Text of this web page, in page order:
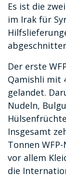
Es ist die
im Irak für
Der erste
Qamishli mit
gelandet.
Nudeln,
Insgesamt
Tonnen
vor allem
die